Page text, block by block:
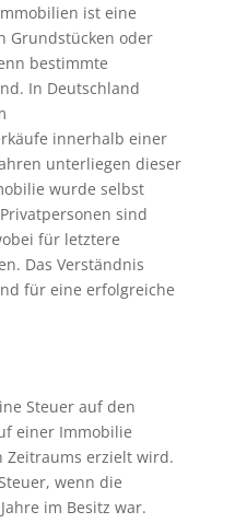
ist eine
Grundstücken oder
bestimmte
In Deutschland
innerhalb einer
unterliegen dieser
wurde selbst
sind
für letztere
Das Verständnis
für eine erfolgreiche
Steuer auf den
einer Immobilie
Zeitraums erzielt wird.
wenn die
im Besitz war.